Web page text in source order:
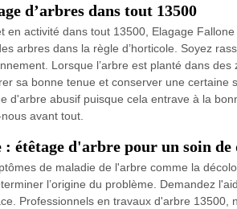
d’arbres dans tout 13500
en activité dans tout 13500, Elagage
arbres dans la règle d’horticole. Soyez
Lorsque l’arbre est planté dans
sa bonne tenue et conserver une certaine
d'arbre abusif puisque cela entrave à la
avant tout.
étêtage d'arbre pour un soin de
de maladie de l'arbre comme la
l’origine du problème. Demandez
Professionnels en travaux d'arbre 13500,